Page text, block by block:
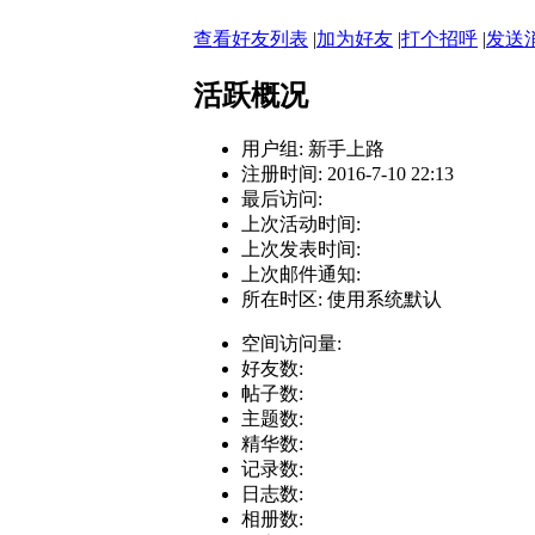
查看好友列表 |加为好友 |打个招呼 |发送
活跃概况
用户组: 新手上路
注册时间: 2016-7-10 22:13
最后访问:
上次活动时间:
上次发表时间:
上次邮件通知:
所在时区: 使用系统默认
空间访问量:
好友数:
帖子数:
主题数:
精华数:
记录数:
日志数:
相册数: